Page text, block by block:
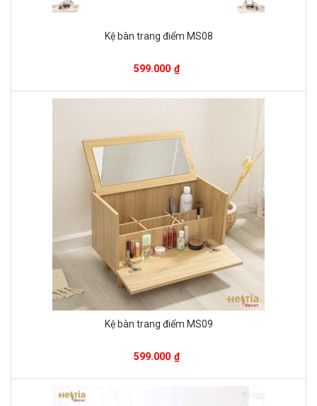
Kệ bàn trang điểm MS08
599.000 ₫
Kệ bàn trang điểm MS09
599.000 ₫